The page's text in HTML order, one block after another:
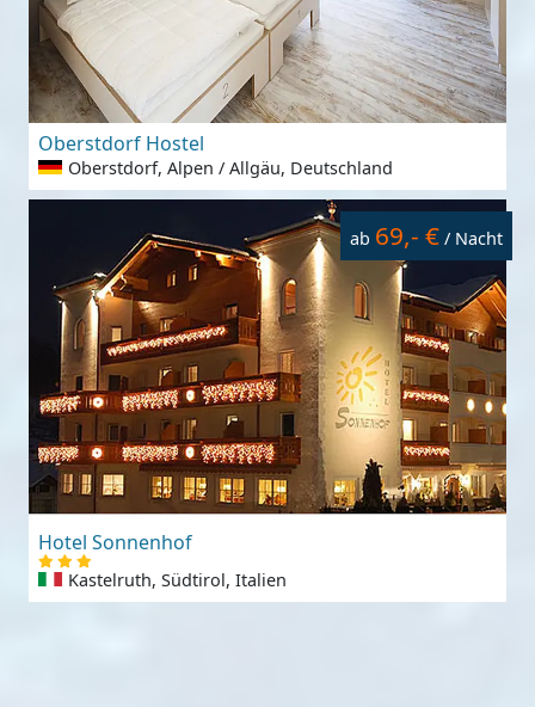
Oberstdorf Hostel
Oberstdorf, Alpen / Allgäu, Deutschland
ab 69,- € / Nacht
Hotel Sonnenhof
Kastelruth, Südtirol, Italien